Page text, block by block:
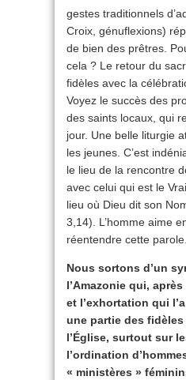
gestes traditionnels
Croix, génuflexions)
de bien des prêtres.
cela ? Le retour du
fidèles avec la
Voyez le succès des
des saints locaux, qui
jour. Une belle liturgie
les jeunes. C’est
le lieu de la rencontre
avec celui qui est le
lieu où Dieu dit son
3,14). L’homme aime
réentendre cette parole.
Nous sortons d’un
l’Amazonie qui,
et l’exhortation qui
une partie des
l’Église, surtout sur
l’ordination
« ministères »